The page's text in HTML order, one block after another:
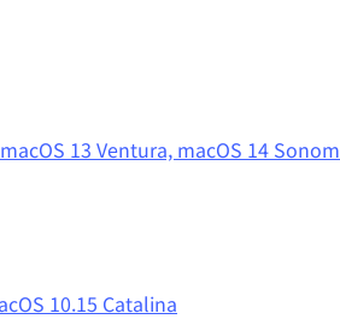
13 Ventura, macOS 14
10.15 Catalina